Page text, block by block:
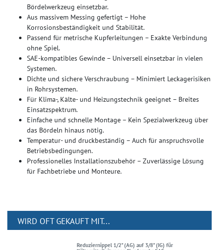
Bördelwerkzeug einsetzbar.
Aus massivem Messing gefertigt – Hohe
Korrosionsbeständigkeit und Stabilität.
Passend für metrische Kupferleitungen – Exakte Verbindung
ohne Spiel.
SAE-kompatibles Gewinde – Universell einsetzbar in vielen
Systemen.
Dichte und sichere Verschraubung – Minimiert Leckagerisiken
in Rohrsystemen.
Für Klima-, Kälte- und Heizungstechnik geeignet – Breites
Einsatzspektrum.
Einfache und schnelle Montage – Kein Spezialwerkzeug über
das Bördeln hinaus nötig.
Temperatur- und druckbeständig – Auch für anspruchsvolle
Betriebsbedingungen.
Professionelles Installationszubehör – Zuverlässige Lösung
für Fachbetriebe und Monteure.
WIRD OFT GEKAUFT MIT...
Reduziernippel 1/2" (AG) auf 3/8" (IG) für